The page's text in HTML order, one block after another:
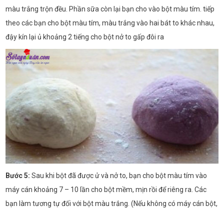
màu trắng trộn đều. Phần sữa còn lại bạn cho vào bột màu tím. tiếp
theo các bạn cho bột màu tím, màu trắng vào hai bát to khác nhau,
đậy kín lại ủ khoảng 2 tiếng cho bột nở to gấp đôi ra
Bước 5:Sau khi bột đã được ử và nở to, bạn cho bột màu tím vào
máy cán khoảng 7 – 10 lần cho bột mềm, mịn rồi để riêng ra. Các
bạn làm tương tự đối với bột màu trắng. (Nếu không có máy cán bột,